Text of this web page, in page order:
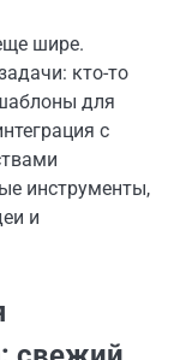
шире.
кто-то
для
с
инструменты,
и